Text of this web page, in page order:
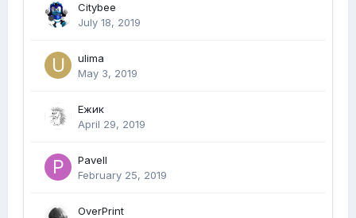
Citybee
July 18, 2019
ulima
May 3, 2019
Ежик
April 29, 2019
Pavell
February 25, 2019
OverPrint